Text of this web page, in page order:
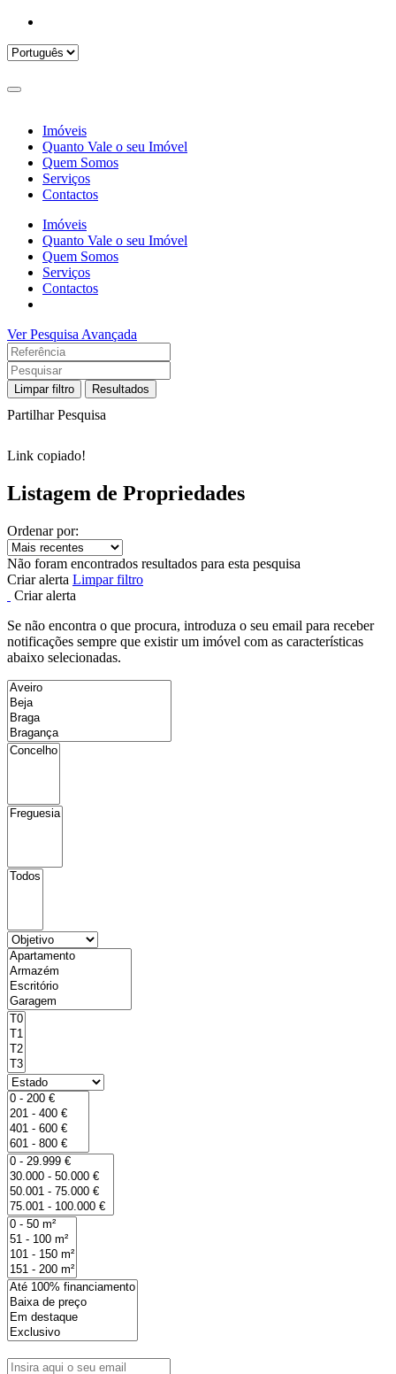
Imóveis
Quanto Vale o seu Imóvel
Quem Somos
Serviços
Contactos
Imóveis
Quanto Vale o seu Imóvel
Quem Somos
Serviços
Contactos
Ver Pesquisa Avançada
Limpar filtro Resultados
Partilhar Pesquisa
Link copiado!
Listagem de Propriedades
Ordenar por:
Não foram encontrados resultados para esta pesquisa
Criar alerta Limpar filtro
Criar alerta
Se não encontra o que procura, introduza o seu email para receber
notificações sempre que existir um imóvel com as características
abaixo selecionadas.